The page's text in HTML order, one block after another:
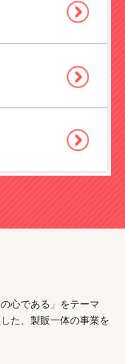
心である」をテーマ
た、 製販一体の事業を